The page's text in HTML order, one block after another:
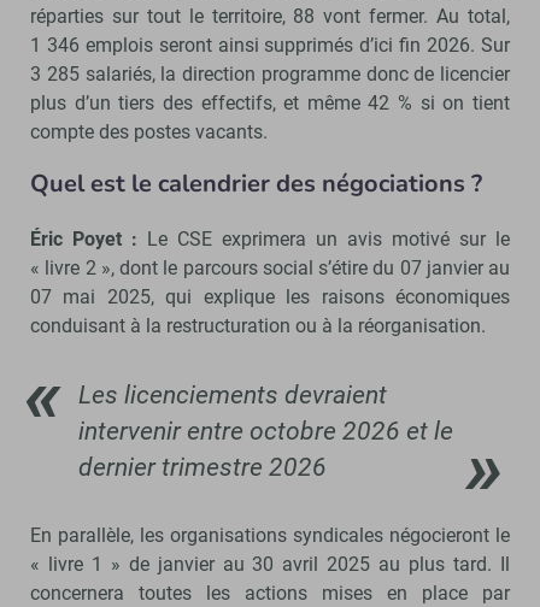
réparties sur tout le territoire, 88 vont fermer. Au total,
1 346 emplois seront ainsi supprimés d’ici fin 2026. Sur
3 285 salariés, la direction programme donc de licencier
plus d’un tiers des effectifs, et même 42 % si on tient
compte des postes vacants.
Quel est le calendrier des négociations ?
Éric Poyet : Le CSE exprimera un avis motivé sur le
« livre 2 », dont le parcours social s’étire du 07 janvier au
07 mai 2025, qui explique les raisons économiques
conduisant à la restructuration ou à la réorganisation.
Les licenciements devraient
intervenir entre octobre 2026 et le
dernier trimestre 2026
En parallèle, les organisations syndicales négocieront le
« livre 1 » de janvier au 30 avril 2025 au plus tard. Il
concernera toutes les actions mises en place par